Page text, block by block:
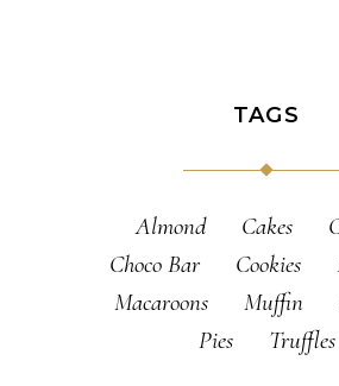
TAGS
Almond Cakes
Choco Bar
Cookies
Macaroons
Muffin
Pies
Truffles